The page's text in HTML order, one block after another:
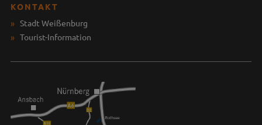
KONTAKT
Stadt Weißenburg
Tourist-Information